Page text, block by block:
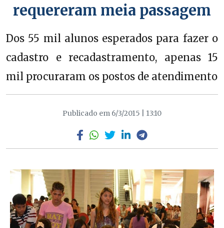
requereram meia passagem
Dos 55 mil alunos esperados para fazer o
cadastro e recadastramento, apenas 15
mil procuraram os postos de atendimento
Publicado em 6/3/2015 | 13:10